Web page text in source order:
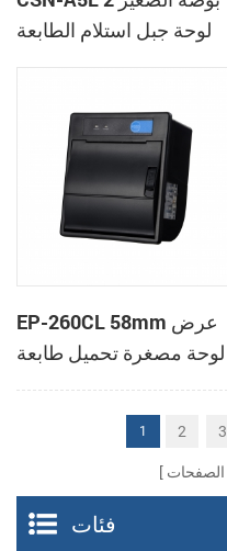
لوحة جبل استلام الطابعة
EP-260CL 58mm عرض
لوحة مصغرة تحميل طابعة
حرارية مع لصناعة
السيارات في القاطع
1 2 3
الصفحات
فئات